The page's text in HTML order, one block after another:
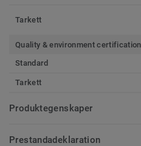
Tarkett
Quality & environment
Standard
Tarkett
Produktegenskaper
Prestandadeklaration